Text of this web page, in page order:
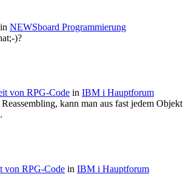
in NEWSboard Programmierung
)?
von RPG-Code in IBM i Hauptforum
kann man aus fast jedem
von RPG-Code in IBM i Hauptforum